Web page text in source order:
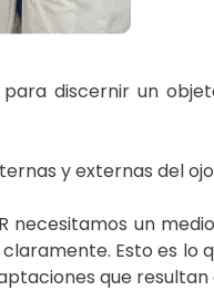
discernir un
y externas del
necesitamos un
Esto es lo
que